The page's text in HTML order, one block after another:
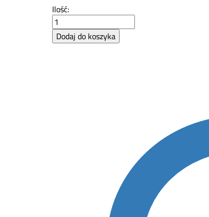
AZ46065
–
łożysko
rolkowe
Ilość:
Dodaj do koszyka